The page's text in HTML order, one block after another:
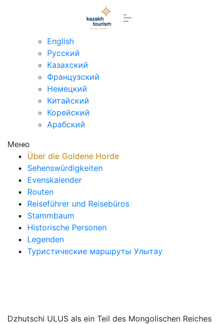
English
Русский
Казахский
Французский
Немецкий
Китайский
Корейский
Арабский
Меню
Über die Goldene Horde
Sehenswürdigkeiten
Evenskalender
Routen
Reiseführer und Reisebüros
Stammbaum
Historische Personen
Legenden
Туристические маршруты Улытау
Dzhutschi ULUS als ein Teil des Mongolischen Reiches